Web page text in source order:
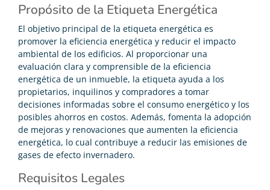
Propósito de la Etiqueta Energética
El objetivo principal de la etiqueta energética es
promover la eficiencia energética y reducir el impacto
ambiental de los edificios. Al proporcionar una
evaluación clara y comprensible de la eficiencia
energética de un inmueble, la etiqueta ayuda a los
propietarios, inquilinos y compradores a tomar
decisiones informadas sobre el consumo energético y los
posibles ahorros en costos. Además, fomenta la adopción
de mejoras y renovaciones que aumenten la eficiencia
energética, lo cual contribuye a reducir las emisiones de
gases de efecto invernadero.
Requisitos Legales